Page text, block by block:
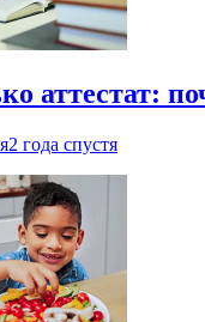
аттестат:
2 года спустя